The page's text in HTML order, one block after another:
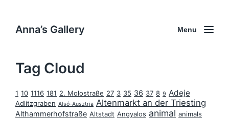
Anna’s Gallery Menu
Tag Cloud
1 10 1116 181 2. Molostraße 27 3 35 36 37 8 9 Adeje
Adlitzgraben Alsó-Ausztria Altenmarkt an der Triesting
Althammerhofstraße Altstadt Angyalos animal animals